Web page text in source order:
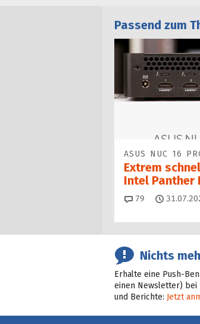
Passend zum
ASUS NUC 16
Extrem
Intel Panther
79 Kommentare
Nichts
Erhalte eine Push-
einen Newsletter) bei
und Berichte: Jetzt